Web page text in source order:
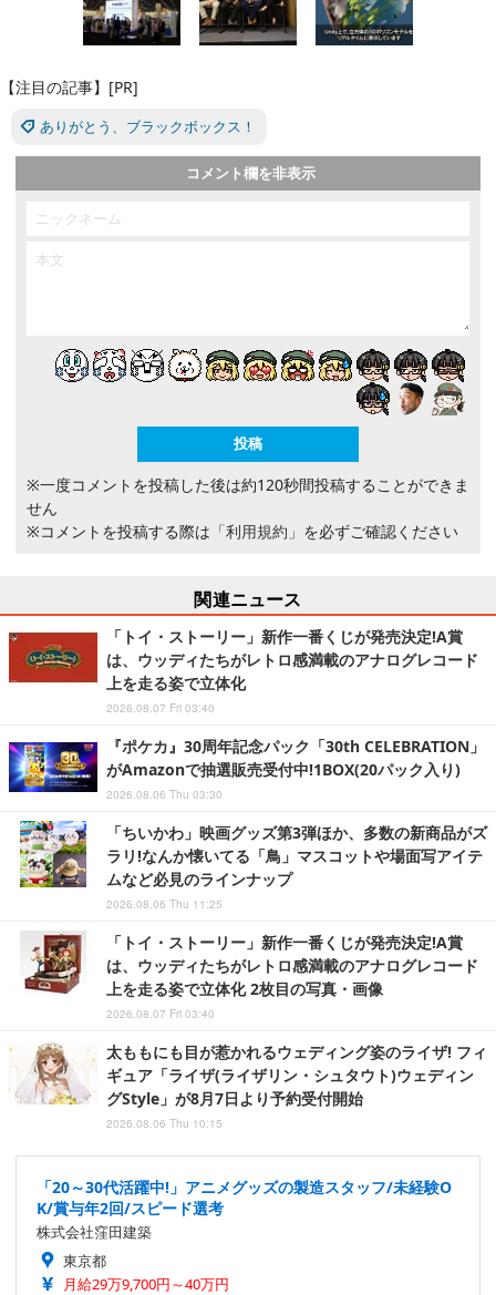
【注目の記事】[PR]
ありがとう、ブラックボックス！
コメント欄を非表示
※一度コメントを投稿した後は約120秒間投稿することができま
せん
※コメントを投稿する際は 「利用規約」 を必ずご確認ください
関連ニュース
「トイ・ストーリー」新作一番くじが発売決定!A賞
は、ウッディたちがレトロ感満載のアナログレコード
上を走る姿で立体化
2026.08.07 Fri 03:40
『ポケカ』30周年記念パック「30th CELEBRATION」
がAmazonで抽選販売受付中!1BOX(20パック入り)
2026.08.06 Thu 03:30
「ちいかわ」映画グッズ第3弾ほか、多数の新商品がズ
ラリ!なんか懐いてる「鳥」マスコットや場面写アイテ
ムなど必見のラインナップ
2026.08.06 Thu 11:25
「トイ・ストーリー」新作一番くじが発売決定!A賞
は、ウッディたちがレトロ感満載のアナログレコード
上を走る姿で立体化 2枚目の写真・画像
2026.08.07 Fri 03:40
太ももにも目が惹かれるウェディング姿のライザ! フィ
ギュア「ライザ(ライザリン・シュタウト)ウェディン
グStyle」が8月7日より予約受付開始
2026.08.06 Thu 10:15
「20～30代活躍中!」アニメグッズの製造スタッフ/未経験O
K/賞与年2回/スピード選考
株式会社窪田建築
東京都
月給29万9,700円～40万円